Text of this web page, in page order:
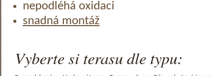
nepodléhá oxidaci
snadná montáž
Vyberte si terasu dle typu: